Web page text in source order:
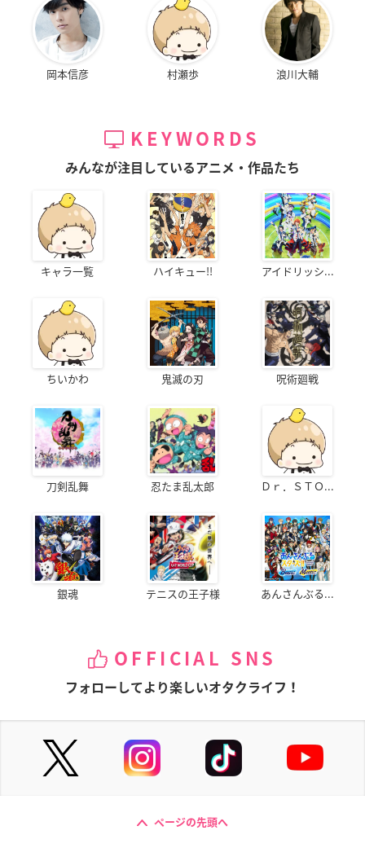
岡本信彦 村瀬歩 浪川大輔
KEYWORDS
みんなが注目しているアニメ・作品たち
キャラ一覧 ハイキュー!! アイドリッシ...
ちいかわ 鬼滅の刃 呪術廻戦
刀剣乱舞 忍たま乱太郎 Ｄｒ．ＳＴＯ...
銀魂 テニスの王子様 あんさんぶる...
OFFICIAL SNS
フォローしてより楽しいオタクライフ！
ページの先頭へ